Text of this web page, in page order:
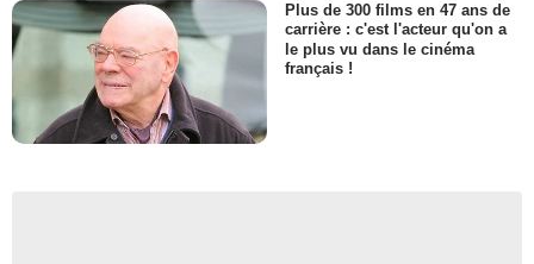
Plus de 300 films en 47 ans de
carrière : c'est l'acteur qu'on a
le plus vu dans le cinéma
français !